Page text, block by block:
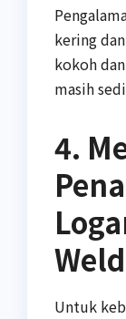
kering
kokoh
masih
4.
Untuk